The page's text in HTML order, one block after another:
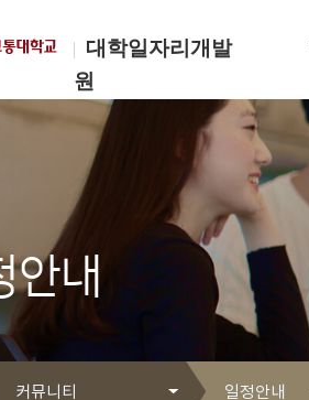
대학일자리개발
원
통대학교
일자리개발원
안내
커뮤니티 일정안내